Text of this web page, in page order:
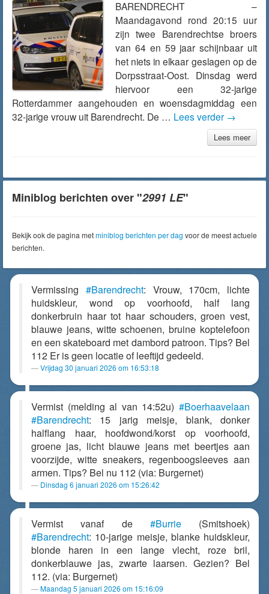
BARENDRECHT –
Maandagavond rond 20:15 uur
zijn twee Barendrechtse broers
van 64 en 59 jaar schijnbaar uit
het niets in elkaar geslagen op de
Dorpsstraat-Oost. Dinsdag werd
hiervoor een 32-jarige
Rotterdammer aangehouden en woensdagmiddag een
32-jarige vrouw uit Barendrecht. De … Lees verder →
Lees meer
Miniblog berichten over "2991 LE"
Bekijk ook de pagina metminiblog berichten per dag voor de meest actuele
berichten.
Vermissing #Barendrecht: Vrouw, 170cm, lichte
huidskleur, wond op voorhoofd, half lang
donkerbruin haar tot haar schouders, groen vest,
blauwe jeans, witte schoenen, bruine koptelefoon
en een skateboard met dambord patroon. Tips? Bel
112 Er is geen locatie of leeftijd gedeeld.
Vrijdag 30 januari 2026 om 16:53:18
Vermist (melding al van 14:52u) #Boerhaavelaan
#Barendrecht: 15 jarig meisje, blank, donker
halflang haar, hoofdwond/korst op voorhoofd,
groene jas, licht blauwe jeans met beertjes aan
voorzijde, witte sneakers, regenboogsleeves aan
armen. Tips? Bel nu 112 (via: Burgernet)
Dinsdag 6 januari 2026 om 15:26:42
Vermist vanaf de #Burrie(Smitshoek)
#Barendrecht: 10-jarige meisje, blanke huidskleur,
blonde haren in een lange vlecht, roze bril,
donkerblauwe jas, zwarte laarsen. Gezien? Bel
112. (via: Burgernet)
Maandag 5 januari 2026 om 15:16:09